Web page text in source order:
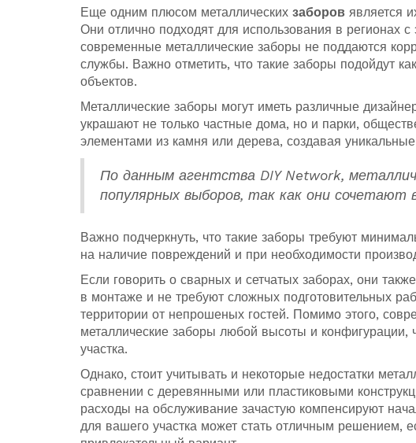
Еще одним плюсом металлических заборов является
Они отлично подходят для использования в регионах
современные металлические заборы не поддаются
службы. Важно отметить, что такие заборы подойдут
объектов.
Металлические заборы могут иметь различные
украшают не только частные дома, но и парки,
элементами из камня или дерева, создавая
По данным агентства DIY Network,
популярных выборов, так как они сочетают
Важно подчеркнуть, что такие заборы требуют
на наличие повреждений и при необходимости
Если говорить о сварных и сетчатых заборах, они
в монтаже и не требуют сложных подготовительных
территории от непрошеных гостей. Помимо этого,
металлические заборы любой высоты и конфигурации,
участка.
Однако, стоит учитывать и некоторые недостатки
сравнении с деревянными или пластиковыми
расходы на обслуживание зачастую компенсируют
для вашего участка может стать отличным решением,